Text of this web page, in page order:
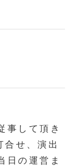
事して頂き
合せ、演出
日の運営ま